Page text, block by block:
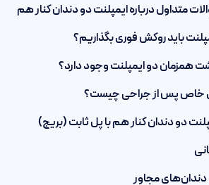
متداول درباره ایمپلنت دو دندان کنار هم
باید روکش فوری بگذاریم؟
همزمان دو ایمپلنت وجود دارد؟
خاص پس از جراحی چیست؟
دو دندان کنار هم با پل ثابت (بریج)